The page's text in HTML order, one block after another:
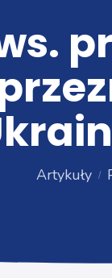
Artykuły